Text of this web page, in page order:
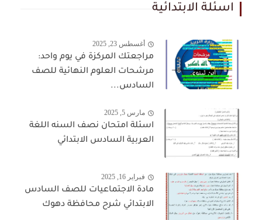
اسئلة الابتدائية
أغسطس 23, 2025
مراجعتك المركزة في يوم واحد:
مرشحات العلوم النهائية للصف
السادس...
مارس 5, 2025
اسئلة امتحان نصف السنه اللغة
العربية السادس الابتدائي
فبراير 16, 2025
مادة الاجتماعيات للصف السادس
الابتدائي شرح محافظة دهوك